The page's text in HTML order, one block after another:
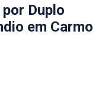
Duplo
em Carmo